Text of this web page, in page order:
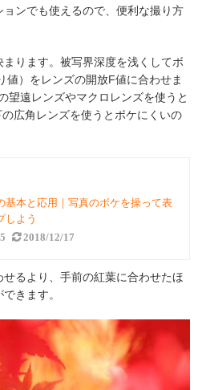
ンでも使えるので、便利な撮り方
ります。被写界深度を浅くしてボ
値）をレンズの開放F値に合わせま
望遠レンズやマクロレンズを使うと
広角レンズを使うとボケにくいの
基本と応用｜写真のボケを操って表
しよう
2018/12/17
るより、手前の紅葉に合わせたほ
きます。